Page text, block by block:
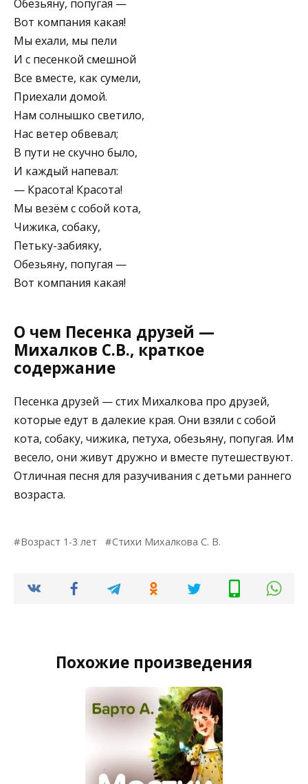
Обезьяну, попугая —
Вот компания какая!
Мы ехали, мы пели
И с песенкой смешной
Все вместе, как сумели,
Приехали домой.
Нам солнышко светило,
Нас ветер обвевал;
В пути не скучно было,
И каждый напевал:
— Красота! Красота!
Мы везём с собой кота,
Чижика, собаку,
Петьку-забияку,
Обезьяну, попугая —
Вот компания какая!
О чем Песенка друзей —
Михалков С.В., краткое
содержание
Песенка друзей — стих Михалкова про друзей,
которые едут в далекие края. Они взяли с собой
кота, собаку, чижика, петуха, обезьяну, попугая. Им
весело, они живут дружно и вместе путешествуют.
Отличная песня для разучивания с детьми раннего
возраста.
Возраст 1-3 лет Стихи Михалкова С. В.
Похожие произведения